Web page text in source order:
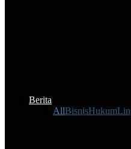
Berita
AllBisnisHukum